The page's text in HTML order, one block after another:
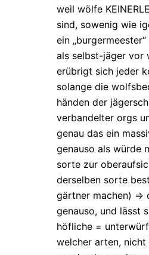
weil wölfe
sind, sowenig wie
ein
als selbst-jäger vor
erübrigt sich jeder
solange die
händen der
verbandelter orgs
genau das ein
genauso als würde
sorte zur
derselben sorte
gärtner machen) =>
genauso, und lässt
höfliche =
welcher arten, nicht